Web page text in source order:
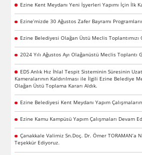
Ezine Kent Meydanı Yeni İşyerleri Yapımı İçin İlk
Ezine’mizde 30 Ağustos Zafer Bayramı
Ezine Belediyesi Olağan Üstü Meclis
2024 Yılı Ağustos Ayı Olağanüstü Meclis Toplantı
EDS Anlık Hız İhlal Tespit Sisteminin Süresinin
Kameralarının Kaldırılması ile İlgili Ezine Belediye
Olağan Üstü Toplama Kararı Aldık.
Ezine Belediyesi Kent Meydanı Yapım
Ezine Kamu Kampüsü Yapım Çalışmaları Devam
Çanakkale Valimiz Sn.Doç. Dr. Ömer TORAMAN’a
Teşekkür Ediyoruz.